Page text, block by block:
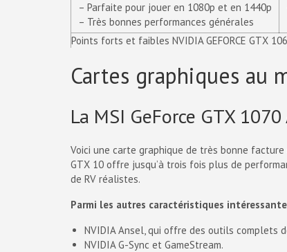
– Parfaite pour jouer en 1080p et en 1440p
– Très bonnes performances générales
Points forts et faibles NVIDIA GEFORCE GTX
Cartes graphiques au
La MSI GeForce GTX 1070
Voici une carte graphique de très bonne facture
GTX 10 offre jusqu’à trois fois plus de
de RV réalistes.
Parmi les autres caractéristiques
NVIDIA Ansel, qui offre des outils complets
NVIDIA G-Sync et GameStream.